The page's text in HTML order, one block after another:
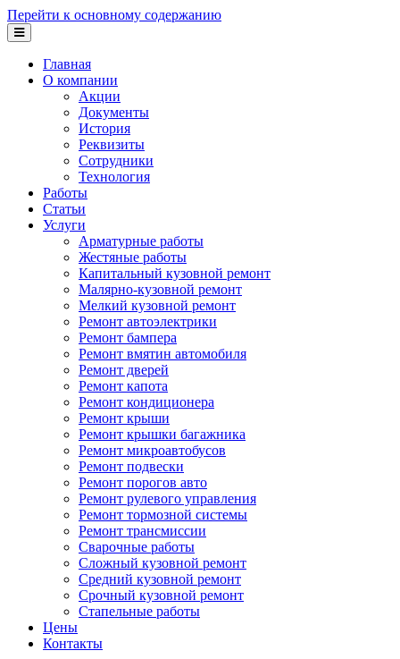
Перейти к основному содержанию
Главная
О компании
Акции
Документы
История
Реквизиты
Сотрудники
Технология
Работы
Статьи
Услуги
Арматурные работы
Жестяные работы
Капитальный кузовной ремонт
Малярно-кузовной ремонт
Мелкий кузовной ремонт
Ремонт автоэлектрики
Ремонт бампера
Ремонт вмятин автомобиля
Ремонт дверей
Ремонт капота
Ремонт кондиционера
Ремонт крыши
Ремонт крышки багажника
Ремонт микроавтобусов
Ремонт подвески
Ремонт порогов авто
Ремонт рулевого управления
Ремонт тормозной системы
Ремонт трансмиссии
Сварочные работы
Сложный кузовной ремонт
Средний кузовной ремонт
Срочный кузовной ремонт
Стапельные работы
Цены
Контакты